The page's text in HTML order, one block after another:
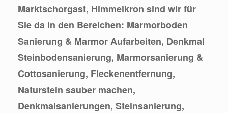
Marktschorgast, Himmelkron sind wir für
Sie da in den Bereichen: Marmorboden
Sanierung & Marmor Aufarbeiten, Denkmal
Steinbodensanierung, Marmorsanierung &
Cottosanierung, Fleckenentfernung,
Naturstein sauber machen,
Denkmalsanierungen, Steinsanierung,